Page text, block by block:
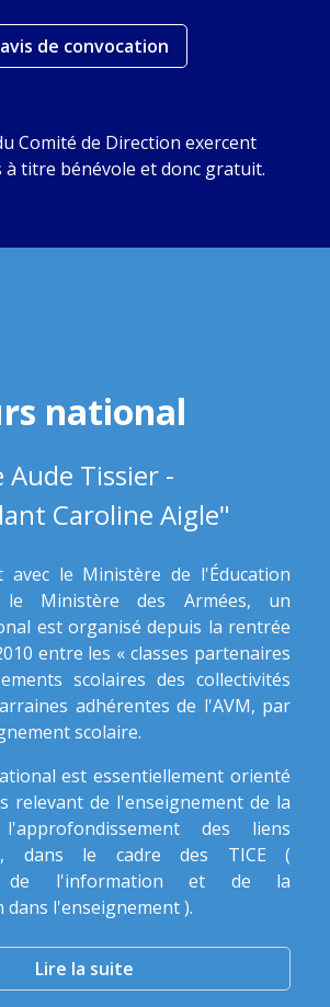
avis de convocation
Comité de Direction exercent
titre bénévole et donc gratuit.
national
Tissier -
Caroline Aigle"
avec le Ministère de l'Éducation
Ministère des Armées, un
est organisé depuis la rentrée
entre les « classes partenaires
scolaires des collectivités
adhérentes de l'AVM, par
scolaire.
est essentiellement orienté
relevant de l'enseignement de la
des liens
dans le cadre des TICE (
de l'information et de la
dans l'enseignement ).
Lire la suite